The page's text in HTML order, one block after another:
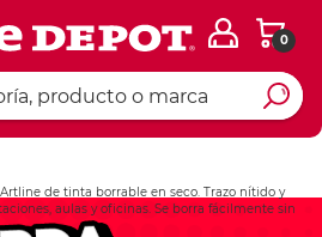
0
de tinta borrable en seco. Trazo nítido y
aulas y oficinas. Se borra fácilmente sin
Ingresar Codigo